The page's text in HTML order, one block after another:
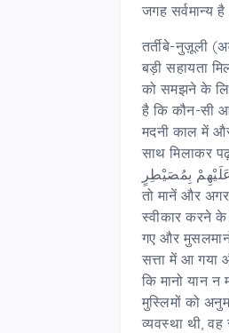
जगह सर्वमान्य
तर्तीबे-नुज़ूली
बड़ी सहायता
को समझने के
है कि कौन-सी
मदनी काल में
साथ मिलाकर
بِمُصَیْطِرٍ
तो मानें और अगर
स्वीकार करने
गए और
सत्ता में आ गया
कि मानो यान न
मुस्लिमों को
व्यवस्था थी,